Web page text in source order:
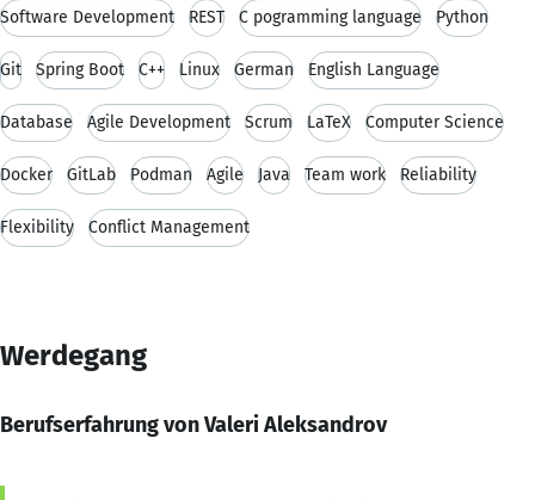
Software Development REST C pogramming language Python
Git Spring Boot C++ Linux German English Language
Database Agile Development Scrum LaTeX Computer Science
Docker GitLab Podman Agile Java Team work Reliability
Flexibility Conflict Management
Werdegang
Berufserfahrung von Valeri Aleksandrov